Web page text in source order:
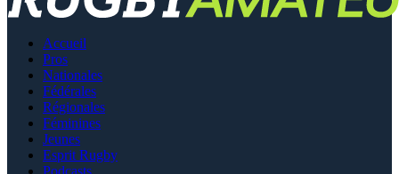
Accueil
Pros
Nationales
Fédérales
Régionales
Féminines
Jeunes
Esprit Rugby
Podcasts